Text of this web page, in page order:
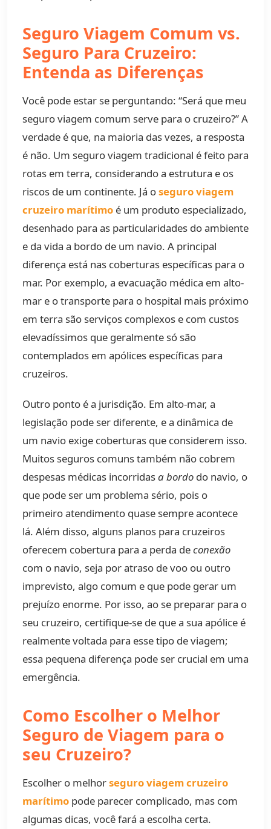
Seguro Viagem Comum vs.
Seguro Para Cruzeiro:
Entenda as Diferenças
Você pode estar se perguntando: “Será que meu
seguro viagem comum serve para o cruzeiro?” A
verdade é que, na maioria das vezes, a resposta
é não. Um seguro viagem tradicional é feito para
rotas em terra, considerando a estrutura e os
riscos de um continente. Já oseguro viagem
cruzeiro marítimo é um produto especializado,
desenhado para as particularidades do ambiente
e da vida a bordo de um navio. A principal
diferença está nas coberturas específicas para o
mar. Por exemplo, a evacuação médica em alto-
mar e o transporte para o hospital mais próximo
em terra são serviços complexos e com custos
elevadíssimos que geralmente só são
contemplados em apólices específicas para
cruzeiros.
Outro ponto é a jurisdição. Em alto-mar, a
legislação pode ser diferente, e a dinâmica de
um navio exige coberturas que considerem isso.
Muitos seguros comuns também não cobrem
despesas médicas incorridasa bordo do navio, o
que pode ser um problema sério, pois o
primeiro atendimento quase sempre acontece
lá. Além disso, alguns planos para cruzeiros
oferecem cobertura para a perda deconexão
com o navio, seja por atraso de voo ou outro
imprevisto, algo comum e que pode gerar um
prejuízo enorme. Por isso, ao se preparar para o
seu cruzeiro, certifique-se de que a sua apólice é
realmente voltada para esse tipo de viagem;
essa pequena diferença pode ser crucial em uma
emergência.
Como Escolher o Melhor
Seguro de Viagem para o
seu Cruzeiro?
Escolher o melhorseguro viagem cruzeiro
marítimo pode parecer complicado, mas com
algumas dicas, você fará a escolha certa.